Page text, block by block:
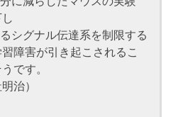
シグナル伝達系を制限する
障害が引き起こされるこ
です。
治）